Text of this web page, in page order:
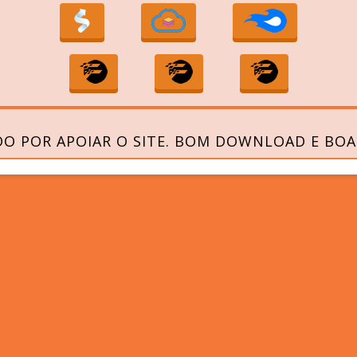
POR APOIAR O SITE. BOM DOWNLOAD E BOA